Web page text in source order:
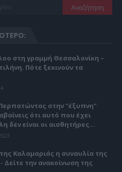
στη γραμμή Θεσσαλονίκη –
Πότε ξεκινούν τα
στην "έξυπνη"
ότι αυτό που έχει
δεν είναι οι αισθητήρες...
Καλαμαριάς η συναυλία της
Δείτε την ανακοίνωση της